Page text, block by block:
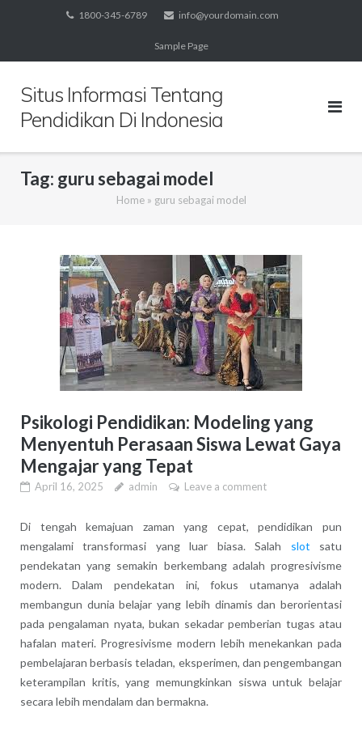
1800-345-6789 info@yourdomain.com
Sample Page
Situs Informasi Tentang
Pendidikan Di Indonesia
Tag: guru sebagai model
Home» guru sebagai model
Psikologi Pendidikan: Modeling yang
Menyentuh Perasaan Siswa Lewat Gaya
Mengajar yang Tepat
April 16, 2025 admin Leave a comment
Di tengah kemajuan zaman yang cepat, pendidikan pun
mengalami transformasi yang luar biasa. Salah slot satu
pendekatan yang semakin berkembang adalah progresivisme
modern. Dalam pendekatan ini, fokus utamanya adalah
membangun dunia belajar yang lebih dinamis dan berorientasi
pada pengalaman nyata, bukan sekadar pemberian tugas atau
hafalan materi. Progresivisme modern lebih menekankan pada
pembelajaran berbasis teladan, eksperimen, dan pengembangan
keterampilan kritis, yang memungkinkan siswa untuk belajar
secara lebih mendalam dan bermakna.